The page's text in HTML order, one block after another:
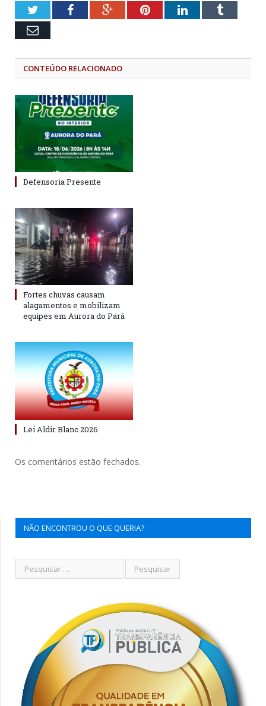
TwitterFacebookGoogle+PinterestLinkedInTumblr
Email
CONTEÚDO RELACIONADO
Defensoria Presente
Fortes chuvas causam
alagamentos e mobilizam
equipes em Aurora do Pará
Lei Aldir Blanc 2026
Os comentários estão fechados.
NÃO ENCONTROU O QUE QUERIA?